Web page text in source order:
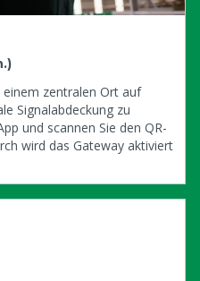
einem zentralen Ort auf
Signalabdeckung zu
und scannen Sie den QR-
wird das Gateway aktiviert